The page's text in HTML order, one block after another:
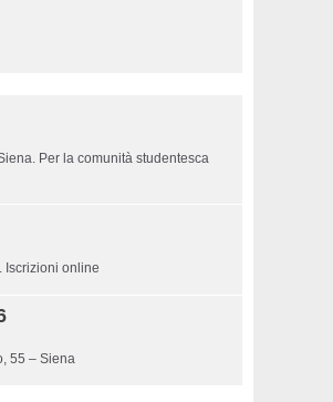
Per la comunità studentesca
Iscrizioni online
55 – Siena